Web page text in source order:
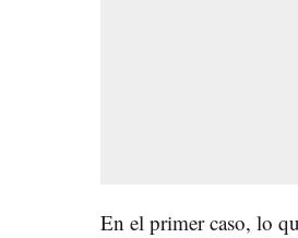
En el primer caso, lo